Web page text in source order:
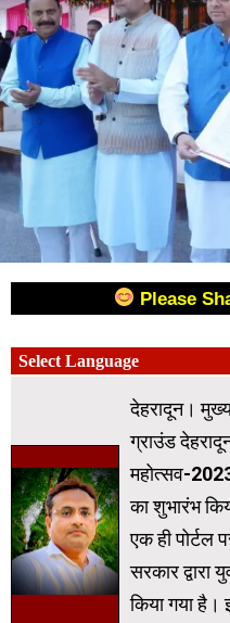
Please
देहरादून।
ग्राउंड
महोत्सव-2023
का शुभारंभ
एक ही पोर्टल
सरकार द्वारा
किया गया है।